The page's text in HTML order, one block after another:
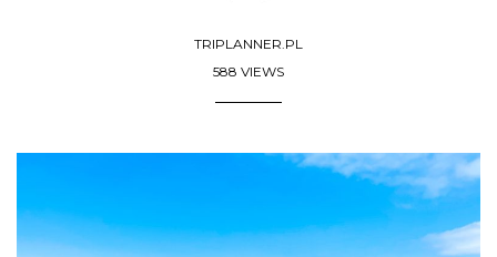
TRIPLANNER.PL
588 VIEWS